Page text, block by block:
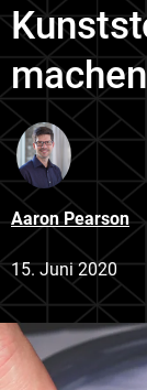
Aaron Pearson
15. Juni 2020